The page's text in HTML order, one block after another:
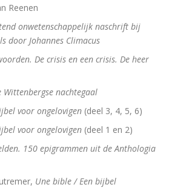
Reenen
onwetenschappelijk naschrift bij
door Johannes Climacus
De crisis en een crisis. De heer
Wittenbergse nachtegaal
voor ongelovigen (deel 3, 4, 5, 6)
voor ongelovigen (deel 1 en 2)
150 epigrammen uit de Anthologia
Une bible / Een bijbel